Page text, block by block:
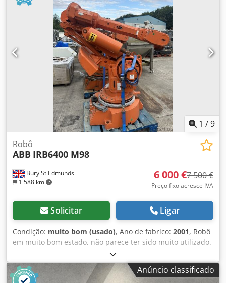
1 /9
Bury St Edmunds
1 588 km
Robô
ABB IRB6400 M98
6 000 €7 500 €
Preço fixo acresce IVA
Solicitar Ligar
Condição: muito bom (usado), Ano de fabrico: 2001, Robô
em muito bom estado, não parece ter sido muito utilizado.
Anúncio classificado